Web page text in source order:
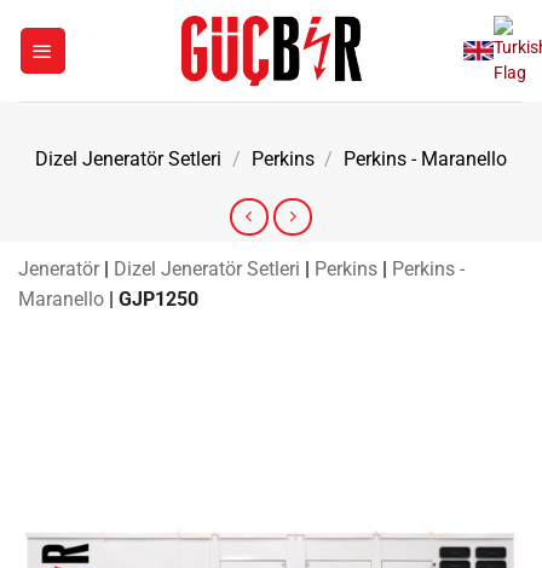
Dizel Jeneratör Setleri / Perkins / Perkins - Maranello
Jeneratör | Dizel Jeneratör Setleri | Perkins | Perkins -
Maranello | GJP1250